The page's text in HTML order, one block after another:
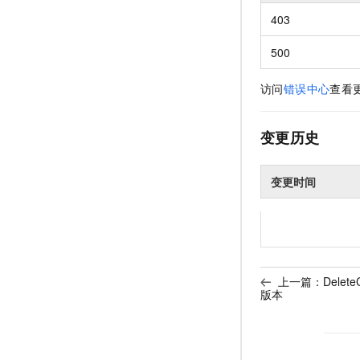
403
500
访问错误中心查看
变更历史
变更时间
上一篇：
版本